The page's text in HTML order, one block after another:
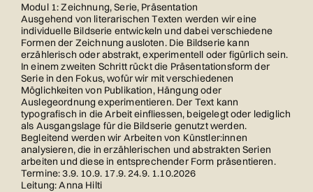
Modul 1: Zeichnung, Serie, Präsentation
Ausgehend von literarischen Texten werden wir eine
individuelle Bildserie entwickeln und dabei verschiedene
Formen der Zeichnung ausloten. Die Bildserie kann
erzählerisch oder abstrakt, experimentell oder figürlich sein.
In einem zweiten Schritt rückt die Präsentationsform der
Serie in den Fokus, wofür wir mit verschiedenen
Möglichkeiten von Publikation, Hängung oder
Auslegeordnung experimentieren. Der Text kann
typografisch in die Arbeit einfliessen, beigelegt oder lediglich
als Ausgangslage für die Bildserie genutzt werden.
Begleitend werden wir Arbeiten von Künstler:innen
analysieren, die in erzählerischen und abstrakten Serien
arbeiten und diese in entsprechender Form präsentieren.
Termine: 3.9. 10.9. 17.9. 24.9. 1.10.2026
Leitung: Anna Hilti